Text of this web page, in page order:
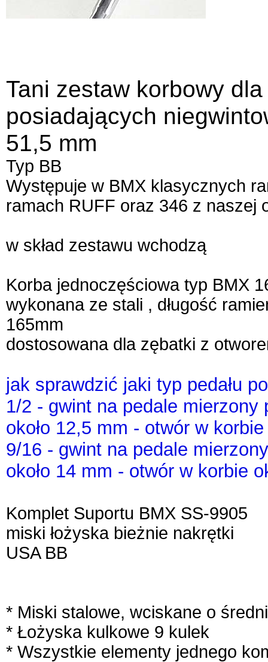
Tani zestaw korbowy
posiadających
51,5 mm
Typ BB
Występuje w BMX klasycznych
ramach RUFF oraz 346 z naszej
w skład zestawu wchodzą
Korba jednoczęściowa typ BMX
wykonana ze stali , długość
165mm
dostosowana dla zębatki z
jak sprawdzić jaki typ pedału
1/2 - gwint na pedale mierzony
około 12,5 mm - otwór w
9/16 - gwint na pedale
około 14 mm - otwór w korbie
Komplet Suportu BMX SS-9905
miski łożyska bieżnie nakrętki
USA BB
* Miski stalowe, wciskane o
* Łożyska kulkowe 9 kulek
* Wszystkie elementy jednego